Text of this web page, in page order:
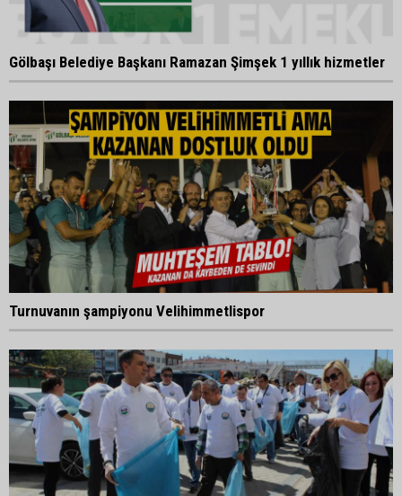
Gölbaşı Belediye Başkanı Ramazan Şimşek 1 yıllık hizmetler
Turnuvanın şampiyonu Velihimmetlispor